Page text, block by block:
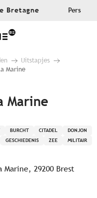
Bretagne Pers
Uitstapjes
Marine
Marine
BURCHT CITADEL
DONJON
GESCHIEDENIS ZEE
MILITAIR
29200 Brest